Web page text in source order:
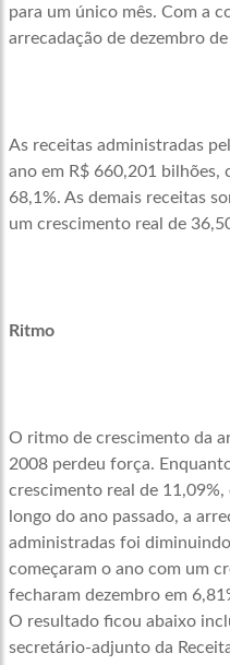
para um único mês. Com a
arrecadação de dezembro
As receitas administradas
ano em R$ 660,201 bilhões,
68,1%. As demais receitas
um crescimento real de
Ritmo
O ritmo de crescimento da
2008 perdeu força.
crescimento real de
longo do ano passado, a
administradas foi
começaram o ano com um
fecharam dezembro em
O resultado ficou abaixo
secretário-adjunto da